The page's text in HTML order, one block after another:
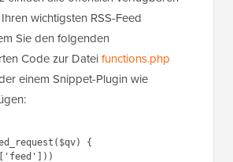
wichtigsten RSS-Feed
Sie den folgenden
Code zur Dateifunctions.php
einem Snippet-Plugin wie
myfeed_request(